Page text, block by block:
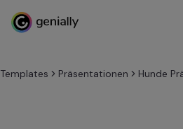
Templates Präsentationen Hunde